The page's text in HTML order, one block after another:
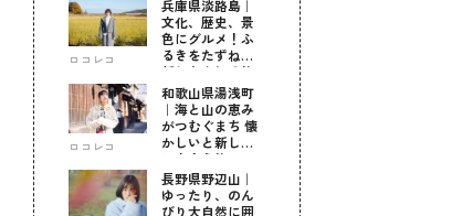
ロコレコ
兵庫県淡路島｜
文化、歴史、景
色にグルメ！ふ
るきをたずねて
新しきを知る旅
ロコレコ
和歌山県湯浅町
｜海と山の恵み
がつむぐまち 懐
かしいと新しい
に出会う旅
長野県野辺山｜
ゆったり、のん
びり大自然に囲